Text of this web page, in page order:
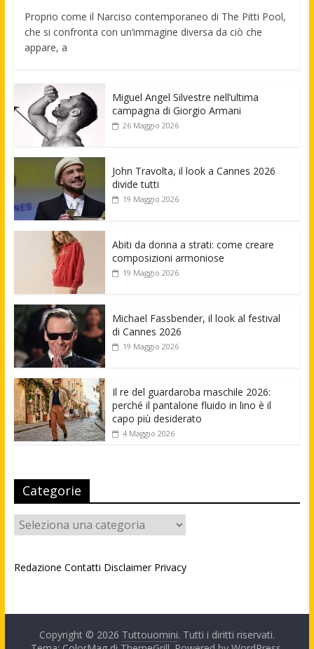
Proprio come il Narciso contemporaneo di The Pitti Pool,
che si confronta con un’immagine diversa da ciò che
appare, a
Miguel Angel Silvestre nell’ultima
campagna di Giorgio Armani
26 Maggio 2026
John Travolta, il look a Cannes 2026
divide tutti
19 Maggio 2026
Abiti da donna a strati: come creare
composizioni armoniose
19 Maggio 2026
Michael Fassbender, il look al festival
di Cannes 2026
19 Maggio 2026
Il re del guardaroba maschile 2026:
perché il pantalone fluido in lino è il
capo più desiderato
4 Maggio 2026
Categorie
Categorie
Redazione Contatti Disclaimer Privacy
Copyright © 2026 Tuttouomini. Tutti i diritti riservati.